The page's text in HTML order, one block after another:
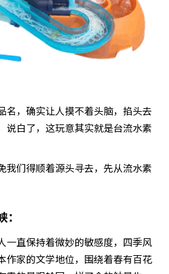
名，确实让人摸不着头脑，掐头去
说白了，这玩意其实就是台流水素
我们得顺着源头寻去，先从流水素
：
一直保持着微妙的敏感度，四季风
作家的文学地位，围绕着春有百花